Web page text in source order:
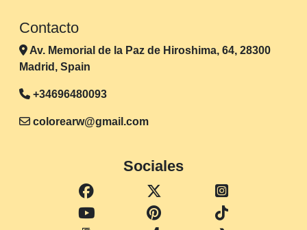
Contacto
Av. Memorial de la Paz de Hiroshima, 64, 28300
Madrid, Spain
+34696480093
colorearw@gmail.com
Sociales